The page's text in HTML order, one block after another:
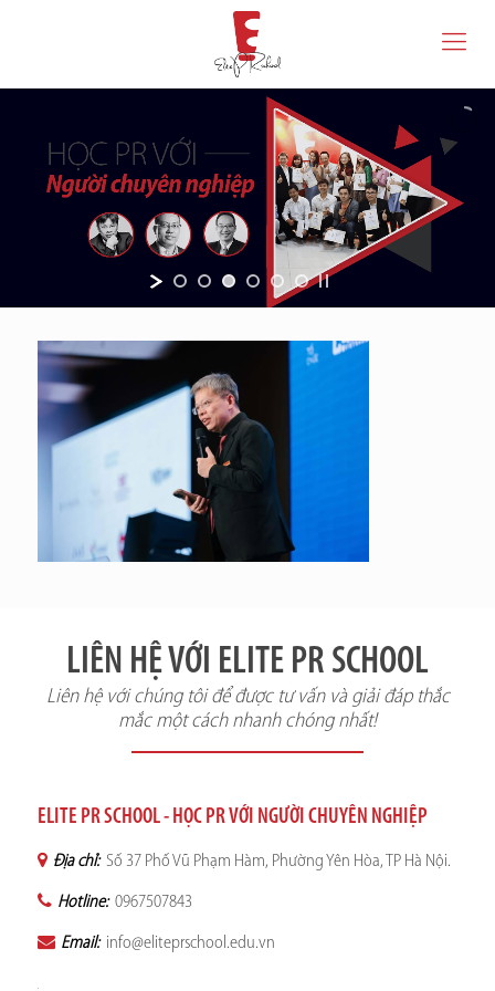
LIÊN HỆ VỚI ELITE PR SCHOOL
Liên hệ với chúng tôi để được tư vấn và giải đáp thắc
mắc một cách nhanh chóng nhất!
ELITE PR SCHOOL - HỌC PR VỚI NGƯỜI CHUYÊN NGHIỆP
Địa chỉ: Số 37 Phố Vũ Phạm Hàm, Phường Yên Hòa, TP Hà Nội.
Hotline: 0967507843
Email: info@eliteprschool.edu.vn